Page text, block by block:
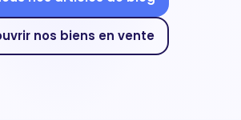
nos biens en vente